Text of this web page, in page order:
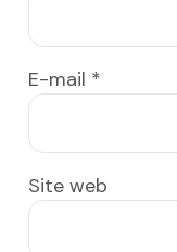
E-mail *
Site web